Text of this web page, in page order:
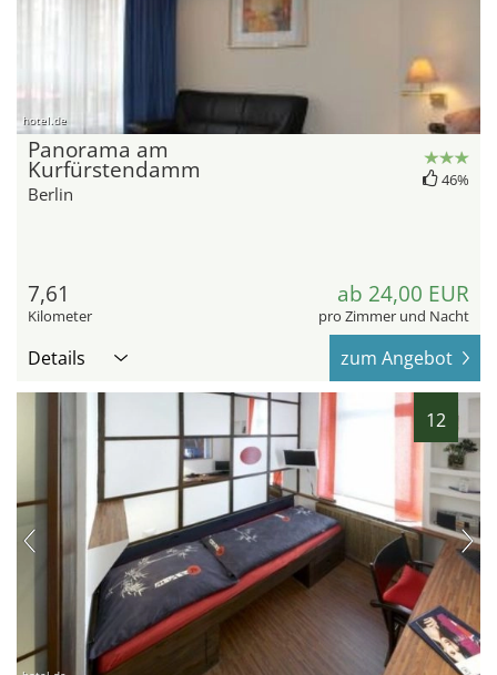
hotel.de
Panorama am
Kurfürstendamm
Berlin
46%
7,61
Kilometer
ab 24,00 EUR
pro Zimmer und Nacht
Details zum Angebot
12